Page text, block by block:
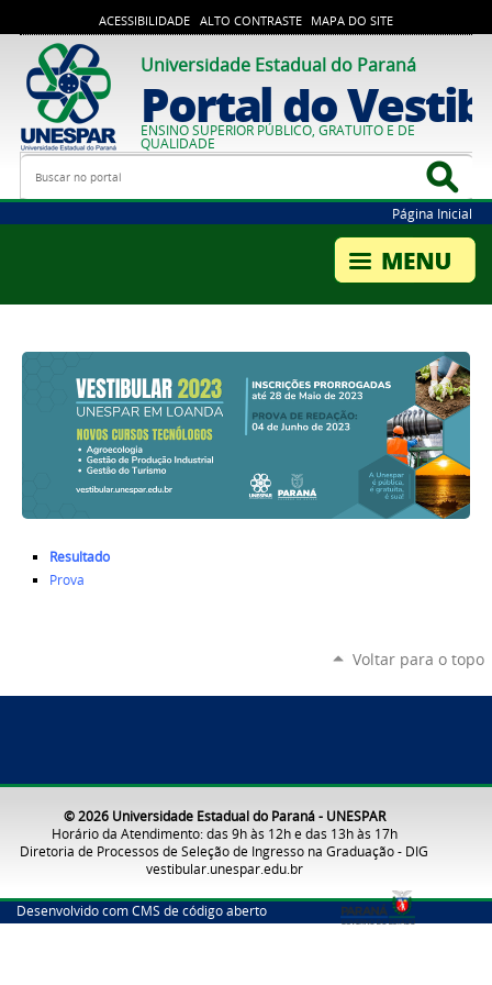
ACESSIBILIDADE ALTO CONTRASTE MAPA DO SITE
Universidade Estadual do Paraná
Portal do
ENSINO SUPERIOR PÚBLICO, GRATUITO E DE
QUALIDADE
Busca
Página Inicial
Resultado
Prova
Voltar para o topo
© 2026 Universidade Estadual do Paraná - UNESPAR
Horário da Atendimento: das 9h às 12h e das 13h às 17h
Diretoria de Processos de Seleção de Ingresso na Graduação - DIG
vestibular.unespar.edu.br
Desenvolvido com CMS de código aberto